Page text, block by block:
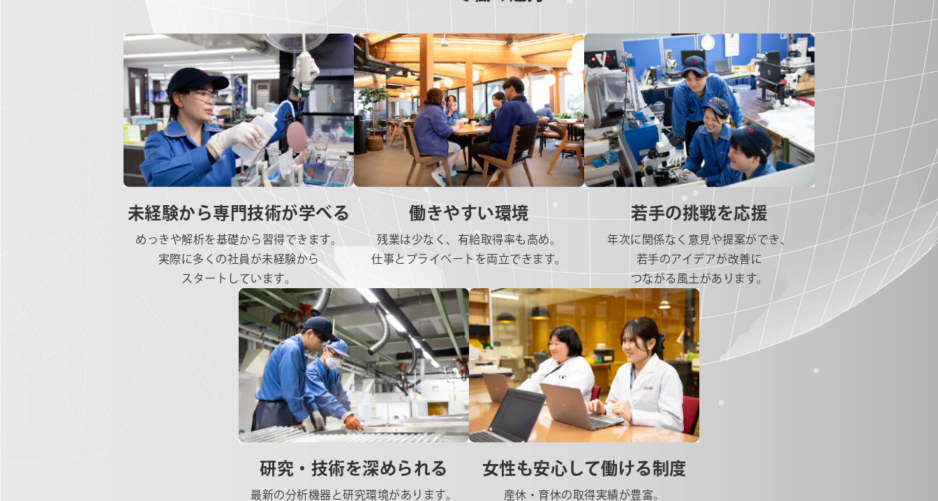
未経験から専門技術が学べる
めっきや解析を基礎から習得できます。
実際に多くの社員が未経験から
スタートしています。
働きやすい環境
残業は少なく、有給取得率も高め。
仕事とプライベートを両立できます。
若手の挑戦を応援
年次に関係なく意見や提案ができ、
若手のアイデアが改善に
つながる風土があります。
研究・技術を深められる
最新の分析機器と研究環境があります。
女性も安心して働ける制度
産休・育休の取得実績が豊富。